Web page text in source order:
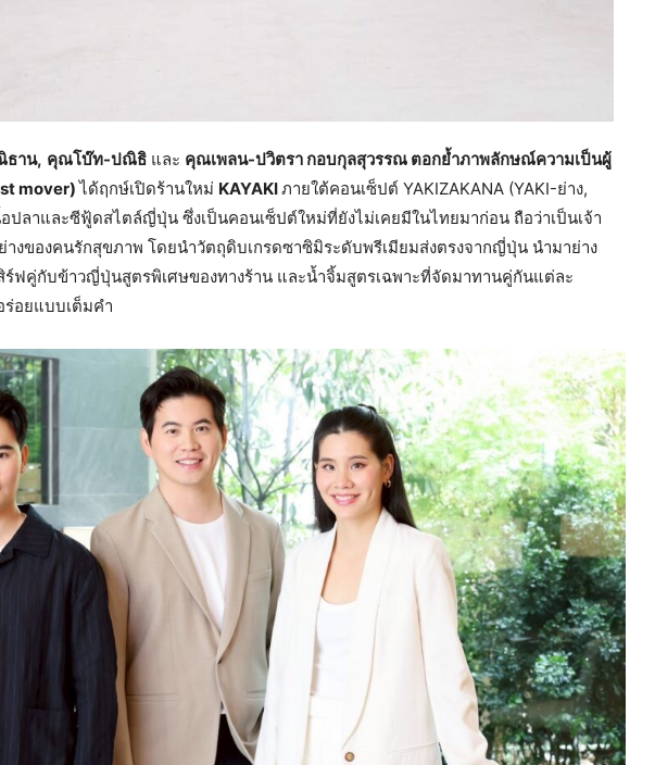
าน, คุณโบ๊ท-ปณิธิ และ คุณเพลน-ปวิตรา กอบกุลสุวรรณ ตอกย้ำภาพลักษณ์ความเป็นผู้
mover)ได้ฤกษ์เปิดร้านใหม่ KAYAKIภายใต้คอนเซ็ปต์ YAKIZAKANA (YAKI-ย่าง,
ปลาและซีฟู้ดสไตล์ญี่ปุ่น ซึ่งเป็นคอนเซ็ปต์ใหม่ที่ยังไม่เคยมีในไทยมาก่อน ถือว่าเป็นเจ้า
งของคนรักสุขภาพ โดยนำวัตถุดิบเกรดซาซิมิระดับพรีเมียมส่งตรงจากญี่ปุ่น นำมาย่าง
ร์ฟคู่กับข้าวญี่ปุ่นสูตรพิเศษของทางร้าน และน้ำจิ้มสูตรเฉพาะที่จัดมาทานคู่กันแต่ละ
ร่อยแบบเต็มคำ